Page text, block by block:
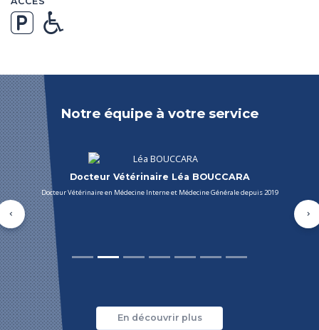
Notre équipe à votre service
Docteur Vétérinaire Léa BOUCCARA
Docteur Vétérinaire en Médecine Interne et Médecine Générale depuis 2019
Précédent
En découvrir plus